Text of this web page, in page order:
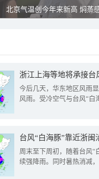
北京气温创今年来新高 焖蒸
浙江上海等地将承接台
今后几天，华东地区风雨
风雨。受冷空气与台风“白
台风“白海豚”靠近浙
周末至下周初，随着台风“
续强降雨。同时暑热消减